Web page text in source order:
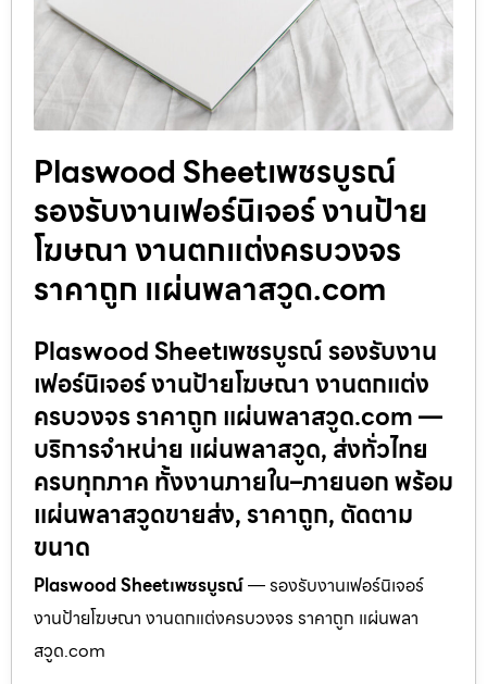
Plaswood Sheetเพชรบูรณ์
รองรับงานเฟอร์นิเจอร์ งานป้าย
โฆษณา งานตกแต่งครบวงจร
ราคาถูก แผ่นพลาสวูด.com
Plaswood Sheetเพชรบูรณ์ รองรับงาน
เฟอร์นิเจอร์ งานป้ายโฆษณา งานตกแต่ง
ครบวงจร ราคาถูก แผ่นพลาสวูด.com —
บริการจำหน่าย แผ่นพลาสวูด, ส่งทั่วไทย
ครบทุกภาค ทั้งงานภายใน–ภายนอก พร้อม
แผ่นพลาสวูดขายส่ง, ราคาถูก, ตัดตาม
ขนาด
Plaswood Sheetเพชรบูรณ์— รองรับงานเฟอร์นิเจอร์
งานป้ายโฆษณา งานตกแต่งครบวงจร ราคาถูก แผ่นพลา
สวูด.com